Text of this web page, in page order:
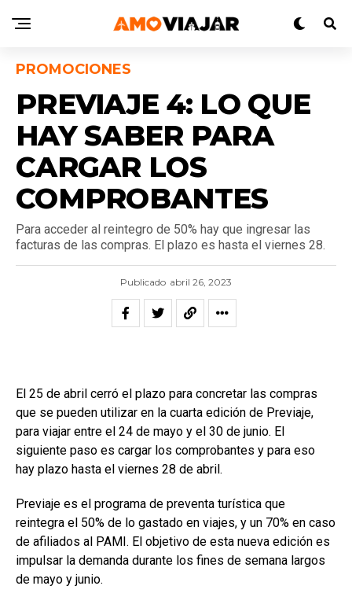
PROMOCIONES
PREVIAJE 4: LO QUE
HAY SABER PARA
CARGAR LOS
COMPROBANTES
Para acceder al reintegro de 50% hay que ingresar las
facturas de las compras. El plazo es hasta el viernes 28.
Publicado abril 26, 2023
El 25 de abril cerró el plazo para concretar las compras
que se pueden utilizar en la cuarta edición de Previaje,
para viajar entre el 24 de mayo y el 30 de junio. El
siguiente paso es cargar los comprobantes y para eso
hay plazo hasta el viernes 28 de abril.
Previaje es el programa de preventa turística que
reintegra el 50% de lo gastado en viajes, y un 70% en caso
de afiliados al PAMI. El objetivo de esta nueva edición es
impulsar la demanda durante los fines de semana largos
de mayo y junio.